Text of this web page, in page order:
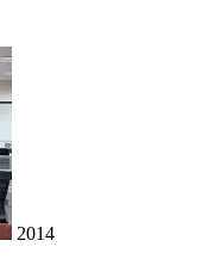
2014